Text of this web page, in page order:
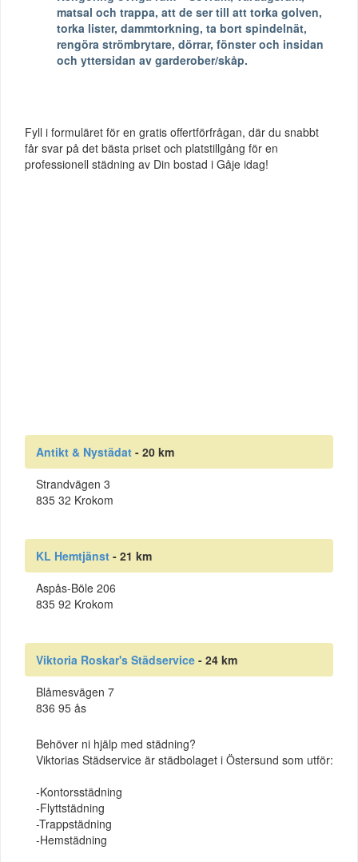
matsal och trappa, att de ser till att torka golven,
torka lister, dammtorkning, ta bort spindelnät,
rengöra strömbrytare, dörrar, fönster och insidan
och yttersidan av garderober/skåp.
Fyll i formuläret för en gratis offertförfrågan, där du snabbt
får svar på det bästa priset och platstillgång för en
professionell städning av Din bostad i Gåje idag!
Antikt & Nystädat - 20 km
Strandvägen 3
835 32 Krokom
KL Hemtjänst - 21 km
Aspås-Böle 206
835 92 Krokom
Viktoria Roskar's Städservice - 24 km
Blåmesvägen 7
836 95 ås
Behöver ni hjälp med städning?
Viktorias Städservice är städbolaget i Östersund som utför:
-Kontorsstädning
-Flyttstädning
-Trappstädning
-Hemstädning